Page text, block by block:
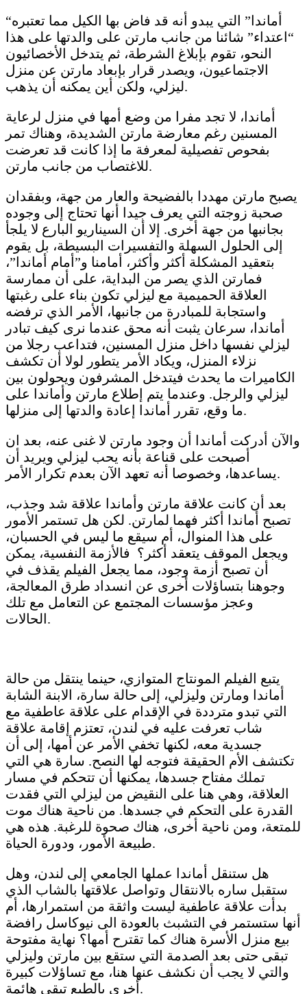
“أماندا” التي يبدو أنه قد فاض بها الكيل مما تعتبره
“اعتداء” شائنا من جانب مارتن على والدتها على هذا
النحو، تقوم بإبلاغ الشرطة، ثم يتدخل الأخصائيون
الاجتماعيون، ويصدر قرار بإبعاد مارتن عن منزل
ليزلي، ولكن أين يمكنه أن يذهب.
أماندا، لا تجد مفرا من وضع أمها في منزل لرعاية
المسنين رغم معارضة مارتن الشديدة، وهناك تمر
بفحوص تفصيلية لمعرفة ما إذا كانت قد تعرضت
للاغتصاب من جانب مارتن.
يصبح مارتن مهددا بالفضيحة والعار من جهة، وبفقدان
صحبة زوجته التي يعرف جيدا أنها تحتاج إلى وجوده
بجانبها من جهة أخرى. إلا أن السيناريو البارع لا يلجأ
إلى الحلول السهلة والتفسيرات البسيطة، بل يقوم
بتعقيد المشكلة أكثر وأكثر، أمامنا و”أمام أماندا”،
فمارتن الذي يصر من البداية، على أن ممارسة
العلاقة الحميمية مع ليزلي تكون بناء على رغبتها
واستجابة للمبادرة من جانبها، الأمر الذي ترفضه
أماندا، سرعان يثبت أنه محق عندما نرى كيف تبادر
ليزلي نفسها داخل منزل المسنين، فتداعب رجلا من
نزلاء المنزل، ويكاد الأمر يتطور لولا أن تكشف
الكاميرات ما يحدث فيتدخل المشرفون ويحولون بين
ليزلي والرجل. وعندما يتم إطلاع مارتن وأماندا على
ما وقع، تقرر أماندا إعادة والدتها إلى منزلها.
والآن أدركت أماندا أن وجود مارتن لا غنى عنه، بعد ان
أصبحت على قناعة بأنه يحب ليزلي ويريد أن
يساعدها، وخصوصا أنه تعهد الآن بعدم تكرار الأمر.
بعد أن كانت علاقة مارتن وأماندا علاقة شد وجذب،
تصبح أماندا أكثر فهما لمارتن. لكن هل تستمر الأمور
على هذا المنوال، أم سيقع ما ليس في الحسبان،
ويجعل الموقف يتعقد أكثر؟ فالأزمة النفسية، يمكن
أن تصبح أزمة وجود، مما يجعل الفيلم يقذف في
وجوهنا بتساؤلات أخرى عن انسداد طرق المعالجة،
وعجز مؤسسات المجتمع عن التعامل مع تلك
الحالات.
يتبع الفيلم المونتاج المتوازي، حينما ينتقل من حالة
أماندا ومارتن وليزلي، إلى حالة سارة، الابنة الشابة
التي تبدو مترددة في الإقدام على علاقة عاطفية مع
شاب تعرفت عليه في لندن، تعتزم إقامة علاقة
جسدية معه، لكنها تخفي الأمر عن أمها، إلى أن
تكتشف الأم الحقيقة فتوجه لها النصح. سارة هي التي
تملك مفتاح جسدها، يمكنها أن تتحكم في مسار
العلاقة، وهي هنا على النقيض من ليزلي التي فقدت
القدرة على التحكم في جسدها. من ناحية هناك موت
للمتعة، ومن ناحية أخرى، هناك صحوة للرغبة. هذه هي
طبيعة الأمور، ودورة الحياة.
هل ستنقل أماندا عملها الجامعي إلى لندن، وهل
ستقبل ساره بالانتقال وتواصل علاقتها بالشاب الذي
بدأت علاقة عاطفية ليست واثقة من استمرارها، أم
أنها ستستمر في التشبث بالعودة الى نيوكاسل رافضة
بيع منزل الأسرة هناك كما تقترح أمها؟ نهاية مفتوحة
تبقى حتى بعد الصدمة التي ستقع بين مارتن وليزلي
والتي لا يجب أن نكشف عنها هنا، مع تساؤلات كبيرة
أخرى بالطبع تبقى هائمة.